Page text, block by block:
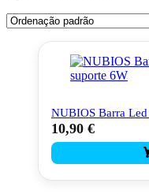
NUBIOS Barra
10,90 €